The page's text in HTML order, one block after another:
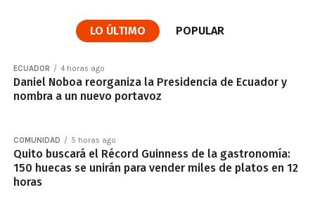
LO ÚLTIMO POPULAR
ECUADOR 4 horas ago
Daniel Noboa reorganiza la Presidencia de Ecuador y
nombra a un nuevo portavoz
COMUNIDAD 5 horas ago
Quito buscará el Récord Guinness de la gastronomía:
150 huecas se unirán para vender miles de platos en 12
horas